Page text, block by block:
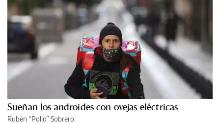
Sueñan los androides con ovejas eléctricas
Rubén “Pollo” Sobrero